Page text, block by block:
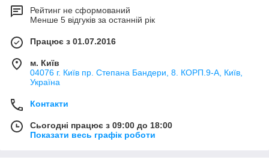
Рейтинг не сформований
Менше 5 відгуків за останній рік
Працює з 01.07.2016
м. Київ
04076 г. Київ пр. Степана Бандери, 8. КОРП.9-А, Київ,
Україна
Контакти
Сьогодні працює з 09:00 до 18:00
Показати весь графік роботи